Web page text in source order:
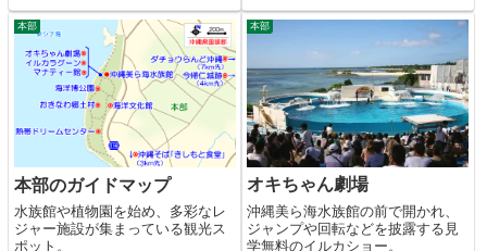
本部
本部のガイドマップ
水族館や植物園を始め、多彩なレ
ジャー施設が集まっている観光ス
ポット。
本部
オキちゃん劇場
沖縄美ら海水族館の前で開かれ、
ジャンプや回転などを披露する見
学無料のイルカショー。